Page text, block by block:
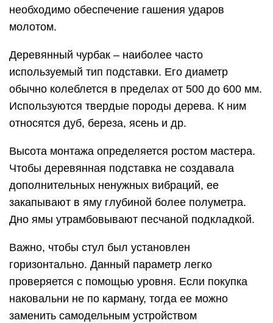
необходимо обеспечение гашения ударов
молотом.
Деревянный чурбак – наиболее часто
используемый тип подставки. Его диаметр
обычно колеблется в пределах от 500 до 600 мм.
Используются твердые породы дерева. К ним
относятся дуб, береза, ясень и др.
Высота монтажа определяется ростом мастера.
Чтобы деревянная подставка не создавала
дополнительных ненужных вибраций, ее
закапывают в яму глубиной более полуметра.
Дно ямы утрамбовывают песчаной подкладкой.
Важно, чтобы стул был установлен
горизонтально. Данный параметр легко
проверяется с помощью уровня. Если покупка
наковальни не по карману, тогда ее можно
заменить самодельным устройством